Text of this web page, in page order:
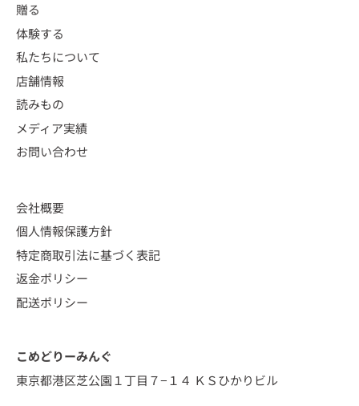
贈る
体験する
私たちについて
店舗情報
読みもの
メディア実績
お問い合わせ
会社概要
個人情報保護方針
特定商取引法に基づく表記
返金ポリシー
配送ポリシー
こめどりーみんぐ
東京都港区芝公園１丁目７−１４ ＫＳひかりビル